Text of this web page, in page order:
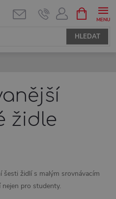
HLEDAT
NÁKUPNÍ
KOŠÍK
židle
šesti židlí s malým srovnávacím
pro studenty.